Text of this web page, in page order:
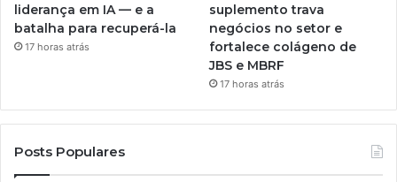
liderança em IA — e a
batalha para recuperá-la
17 horas atrás
suplemento trava
negócios no setor e
fortalece colágeno de
JBS e MBRF
17 horas atrás
Posts Populares